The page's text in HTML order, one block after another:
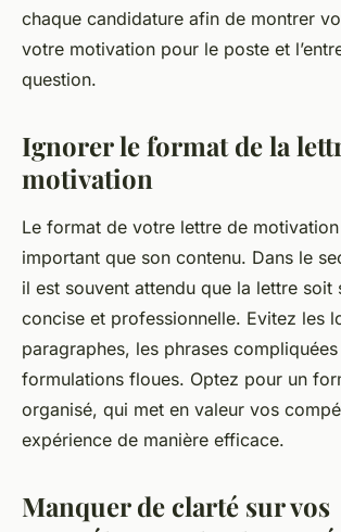
chaque candidature afin de montrer
votre motivation pour le poste et
question.
Ignorer le format de la
motivation
Le format de votre lettre de
important que son contenu. Dans le
il est souvent attendu que la lettre soit
concise et professionnelle. Evitez les
paragraphes, les phrases
formulations floues. Optez pour un
organisé, qui met en valeur vos
expérience de manière efficace.
Manquer de clarté sur vos